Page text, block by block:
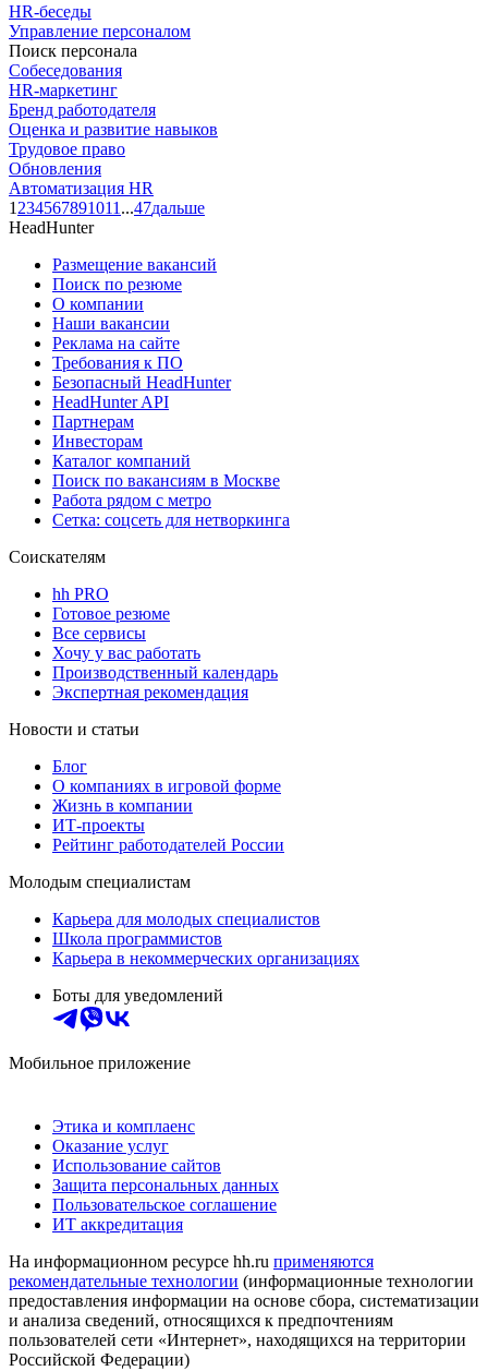
HR-беседы
Управление персоналом
Поиск персонала
Собеседования
HR-маркетинг
Бренд работодателя
Оценка и развитие навыков
Трудовое право
Обновления
Автоматизация HR
1 234567891011 ...47дальше
HeadHunter
Размещение вакансий
Поиск по резюме
О компании
Наши вакансии
Реклама на сайте
Требования к ПО
Безопасный HeadHunter
HeadHunter API
Партнерам
Инвесторам
Каталог компаний
Поиск по вакансиям в Москве
Работа рядом с метро
Сетка: соцсеть для нетворкинга
Соискателям
hh PRO
Готовое резюме
Все сервисы
Хочу у вас работать
Производственный календарь
Экспертная рекомендация
Новости и статьи
Блог
О компаниях в игровой форме
Жизнь в компании
ИТ-проекты
Рейтинг работодателей России
Молодым специалистам
Карьера для молодых специалистов
Школа программистов
Карьера в некоммерческих организациях
Боты для уведомлений
Мобильное приложение
Этика и комплаенс
Оказание услуг
Использование сайтов
Защита персональных данных
Пользовательское соглашение
ИТ аккредитация
На информационном ресурсе hh.ru применяются
рекомендательные технологии (информационные технологии
предоставления информации на основе сбора, систематизации
и анализа сведений, относящихся к предпочтениям
пользователей сети «Интернет», находящихся на территории
Российской Федерации)